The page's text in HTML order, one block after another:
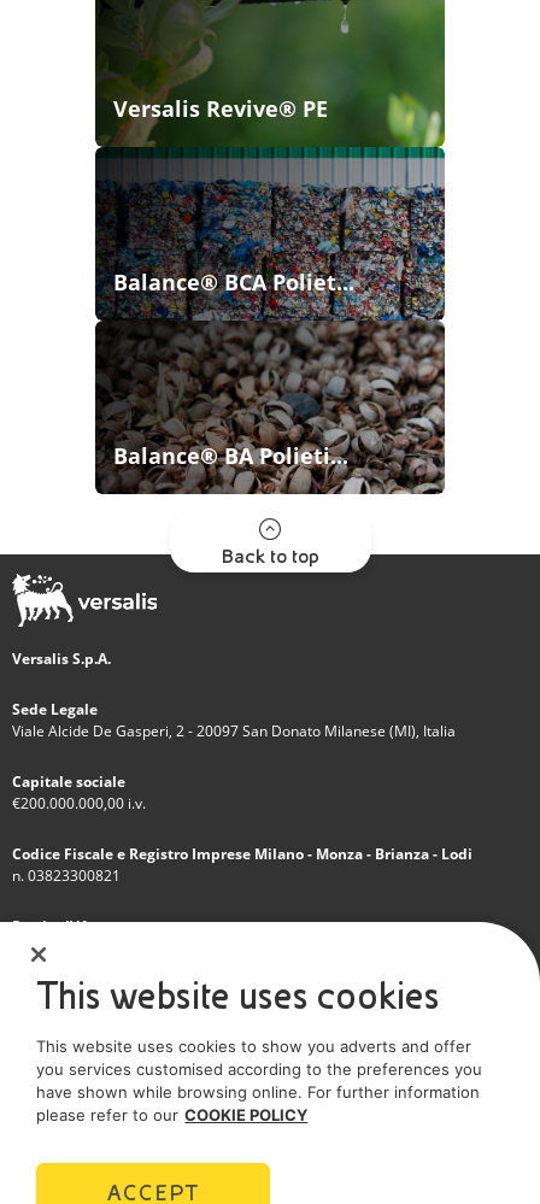
Versalis Revive® PE
Balance® BCA Poliet...
Balance® BA Polieti...
Back to top
Versalis S.p.A.
Sede Legale
Viale Alcide De Gasperi, 2 - 20097 San Donato Milanese (MI), Italia
Capitale sociale
€200.000.000,00 i.v.
Codice Fiscale e Registro Imprese Milano - Monza - Brianza - Lodi
n. 03823300821
Partita IVA
IT 01768800748 - R.E.A. Milano n.1351279
Società soggetta all'attività di direzione e coordinamento dell'Eni S.p.A.
Società con unico socio
SOCIAL MEDIA
This website uses cookies
This website uses cookies to show you adverts and offer
you services customised according to the preferences you
have shown while browsing online. For further information
please refer to our COOKIE POLICY
ACCEPT